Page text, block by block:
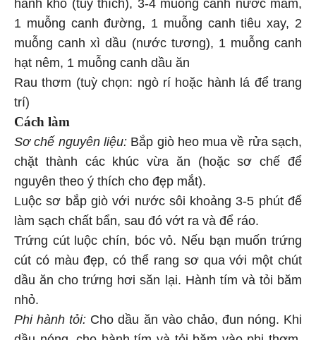
1 muỗng canh đường, 1 muỗng canh tiêu xay, 2
muỗng canh xì dầu (nước tương), 1 muỗng canh
hạt nêm, 1 muỗng canh dầu ăn
Rau thơm (tuỳ chọn: ngò rí hoặc hành lá để trang
trí)
Cách làm
Sơ chế nguyên liệu:Bắp giò heo mua về rửa sạch,
chặt thành các khúc vừa ăn (hoặc sơ chế để
nguyên theo ý thích cho đẹp mắt).
Luộc sơ bắp giò với nước sôi khoảng 3-5 phút để
làm sạch chất bẩn, sau đó vớt ra và để ráo.
Trứng cút luộc chín, bóc vỏ. Nếu bạn muốn trứng
cút có màu đẹp, có thể rang sơ qua với một chút
dầu ăn cho trứng hơi săn lại. Hành tím và tỏi băm
nhỏ.
Phi hành tỏi: Cho dầu ăn vào chảo, đun nóng. Khi